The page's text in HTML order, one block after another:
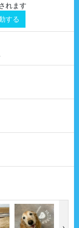
れます
する